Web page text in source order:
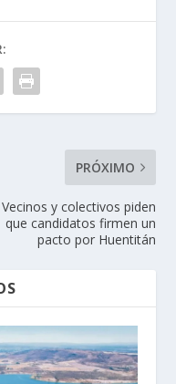
PRÓXIMO
Vecinos y colectivos piden
que candidatos firmen un
pacto por Huentitán